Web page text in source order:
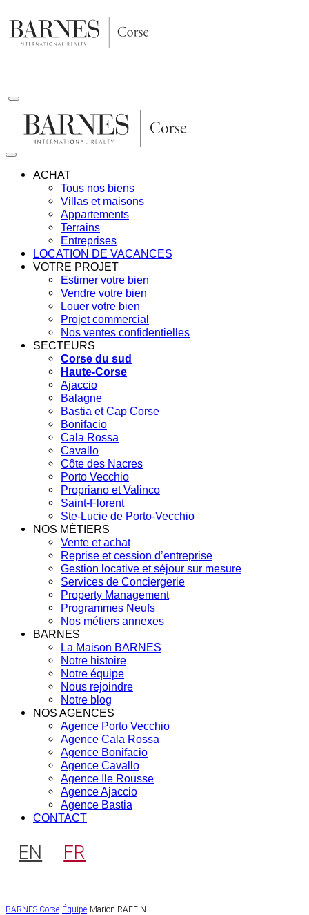
au
contenu
ACHAT
Tous nos biens
Villas et maisons
Appartements
Terrains
Entreprises
LOCATION DE VACANCES
VOTRE PROJET
Estimer votre bien
Vendre votre bien
Louer votre bien
Projet commercial
Nos ventes confidentielles
SECTEURS
Corse du sud
Haute-Corse
Ajaccio
Balagne
Bastia et Cap Corse
Bonifacio
Cala Rossa
Cavallo
Côte des Nacres
Porto Vecchio
Propriano et Valinco
Saint-Florent
Ste-Lucie de Porto-Vecchio
NOS MÉTIERS
Vente et achat
Reprise et cession d’entreprise
Gestion locative et séjour sur mesure
Services de Conciergerie
Property Management
Programmes Neufs
Nos métiers annexes
BARNES
La Maison BARNES
Notre histoire
Notre équipe
Nous rejoindre
Notre blog
NOS AGENCES
Agence Porto Vecchio
Agence Cala Rossa
Agence Bonifacio
Agence Cavallo
Agence Ile Rousse
Agence Ajaccio
Agence Bastia
CONTACT
EN FR
BARNES Corse Équipe Marion RAFFIN